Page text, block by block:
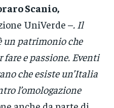
Scanio,
UniVerde –. Il
un patrimonio che
e passione. Eventi
che esiste un’Italia
l’omologazione